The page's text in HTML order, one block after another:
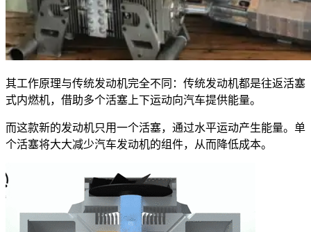
其工作原理与传统发动机完全不同：传统发动机都是往返活塞
式内燃机，借助多个活塞上下运动向汽车提供能量。
而这款新的发动机只用一个活塞，通过水平运动产生能量。单
个活塞将大大减少汽车发动机的组件，从而降低成本。